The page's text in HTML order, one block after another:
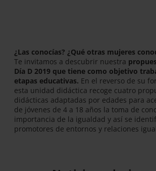
¿Las conocías? ¿Qué otras mujeres
Te invitamos a descubrir nuestra
Día D 2019 que tiene como objetivo
etapas educativas. En el reverso de su
esta unidad didáctica recoge cuatro
didácticas adaptadas por edades para
de jóvenes de 4 a 18 años la toma de
importancia de la igualdad y así se
promotores de entornos y relaciones